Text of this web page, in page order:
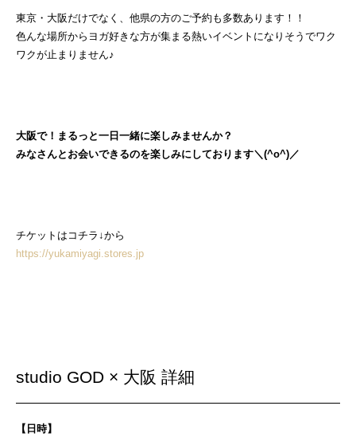
東京・大阪だけでなく、他県の方のご予約も多数あります！！
色んな場所からヨガ好きな方が集まる熱いイベントになりそうでワク
ワクが止まりません♪
大阪で⁡！まるっと一日一緒に楽しみませんか？
みなさんとお会いできるのを楽しみにしております＼(^o^)／
チケットはコチラ↓から
https://yukamiyagi.stores.jp
studio GOD × 大阪 詳細
【日時】